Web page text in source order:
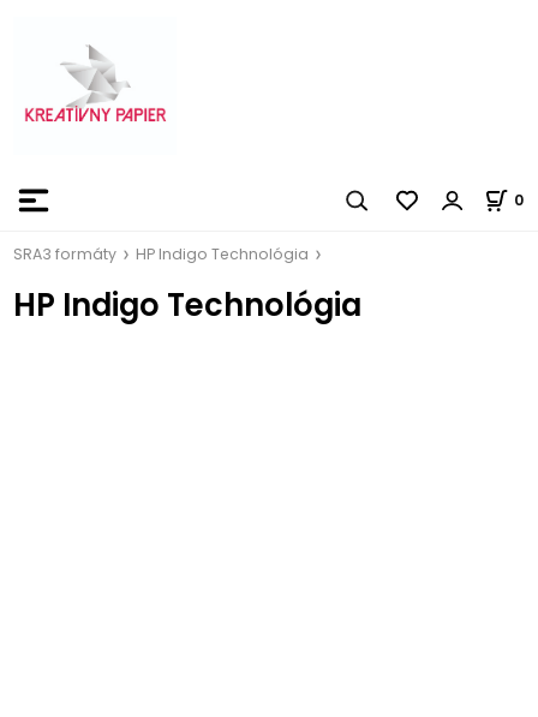
0
SRA3 formáty HP Indigo Technológia
HP Indigo Technológia